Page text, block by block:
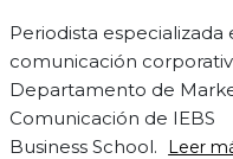
Periodista especializada
comunicación
Departamento de
Comunicación de IEBS
Business School.
Leer